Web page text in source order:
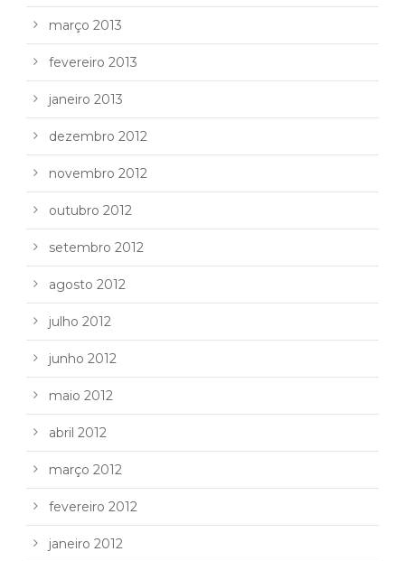
março 2013
fevereiro 2013
janeiro 2013
dezembro 2012
novembro 2012
outubro 2012
setembro 2012
agosto 2012
julho 2012
junho 2012
maio 2012
abril 2012
março 2012
fevereiro 2012
janeiro 2012